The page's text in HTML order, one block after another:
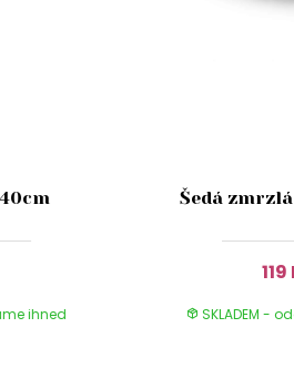
ihned
Šedá
SKLADEM -